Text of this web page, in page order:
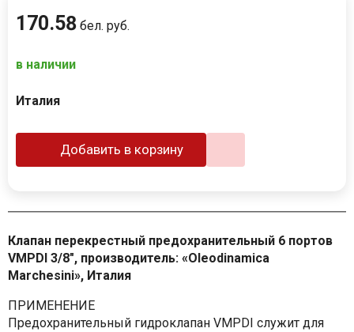
170.58 бел. руб.
в наличии
Италия
Добавить в корзину
Клапан перекрестный предохранительный 6 портов
VMPDI 3/8", производитель: «Oleodinamica
Marchesini», Италия
ПРИМЕНЕНИЕ
Предохранительный гидроклапан VMPDI служит для